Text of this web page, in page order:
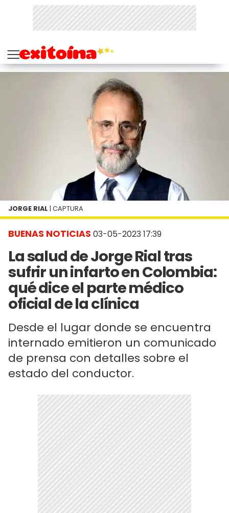
BUENAS NOTICIAS 03-05-2023 17:39
La salud de Jorge Rial tras
sufrir un infarto en Colombia:
qué dice el parte médico
oficial de la clínica
Desde el lugar donde se encuentra
internado emitieron un comunicado
de prensa con detalles sobre el
estado del conductor.
JORGE RIAL | CAPTURA